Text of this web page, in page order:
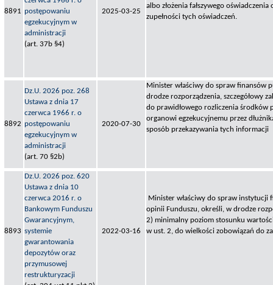
8891 postępowaniu
egzekucyjnym w
administracji
(art. 37b §4)
2025-03-25
albo złożenia fałszywego
zupełności tych oświadczeń.
8892
Dz.U. 2026 poz. 268
Ustawa z dnia 17
czerwca 1966 r. o
postępowaniu
egzekucyjnym w
administracji
(art. 70 §2b)
2020-07-30
Minister właściwy do spraw finansów
drodze rozporządzenia, szczegółowy
do prawidłowego rozliczenia środków
organowi egzekucyjnemu przez
sposób przekazywania tych informacji
8893
Dz.U. 2026 poz. 620
Ustawa z dnia 10
czerwca 2016 r. o
Bankowym Funduszu
Gwarancyjnym,
systemie
gwarantowania
depozytów oraz
przymusowej
restrukturyzacji
2022-03-16
Minister właściwy do spraw instytucji
opinii Funduszu, określi, w drodze
2) minimalny poziom stosunku
w ust. 2, do wielkości zobowiązań do